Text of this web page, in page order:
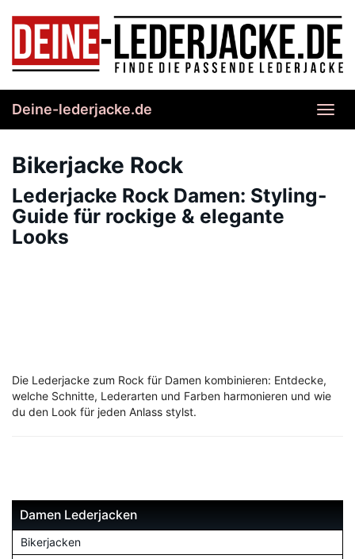
content
Deine-lederjacke.de
Bikerjacke Rock
Lederjacke Rock Damen: Styling-
Guide für rockige & elegante
Looks
Die Lederjacke zum Rock für Damen kombinieren: Entdecke,
welche Schnitte, Lederarten und Farben harmonieren und wie
du den Look für jeden Anlass stylst.
Damen Lederjacken
Bikerjacken